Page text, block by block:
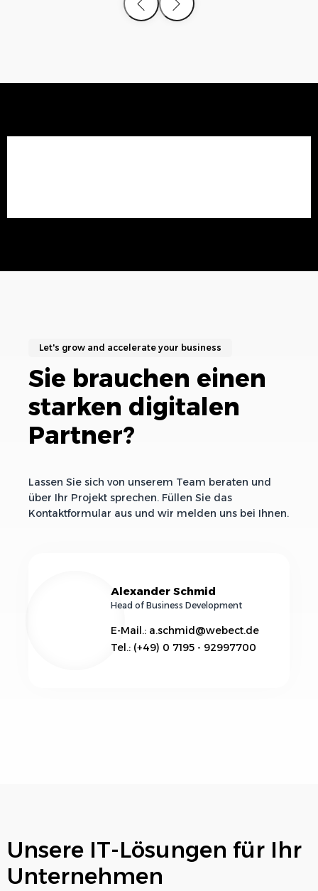
Let's grow and accelerate your business
Sie brauchen einen
starken digitalen
Partner?
Lassen Sie sich von unserem Team beraten und
über Ihr Projekt sprechen. Füllen Sie das
Kontaktformular aus und wir melden uns bei Ihnen.
Alexander Schmid
Head of Business Development
E-Mail.: a.schmid@webect.de
Tel.: (+49) 0 7195 - 92997700
Unsere IT-Lösungen für Ihr
Unternehmen